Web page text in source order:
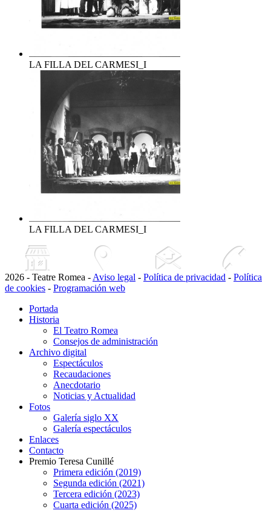
LA FILLA DEL CARMESI_I
LA FILLA DEL CARMESI_I
2026 - Teatre Romea - Aviso legal - Política de privacidad - Política
de cookies - Programación web
Portada
Historia
El Teatro Romea
Consejos de administración
Archivo digital
Espectáculos
Recaudaciones
Anecdotario
Noticias y Actualidad
Fotos
Galería siglo XX
Galería espectáculos
Enlaces
Contacto
Premio Teresa Cunillé
Primera edición (2019)
Segunda edición (2021)
Tercera edición (2023)
Cuarta edición (2025)